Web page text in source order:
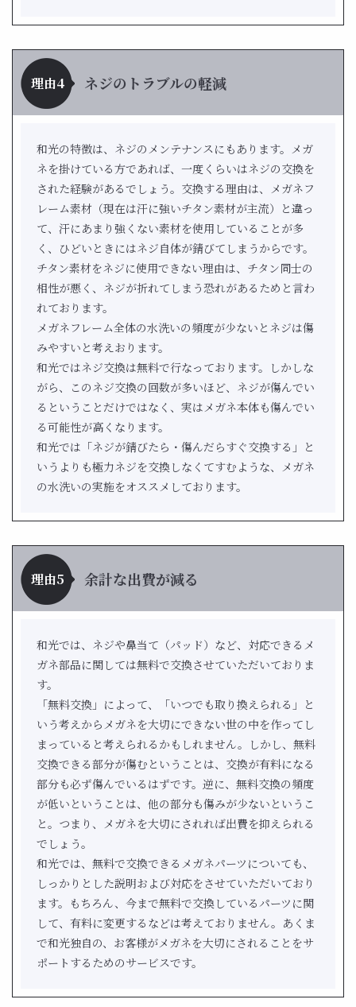
理由4 ネジのトラブルの軽減
和光の特徴は、ネジのメンテナンスにもあります。メガ
ネを掛けている方であれば、一度くらいはネジの交換を
された経験があるでしょう。交換する理由は、メガネフ
レーム素材（現在は汗に強いチタン素材が主流）と違っ
て、汗にあまり強くない素材を使用していることが多
く、ひどいときにはネジ自体が錆びてしまうからです。
チタン素材をネジに使用できない理由は、チタン同士の
相性が悪く、ネジが折れてしまう恐れがあるためと言わ
れております。
メガネフレーム全体の水洗いの頻度が少ないとネジは傷
みやすいと考えおります。
和光ではネジ交換は無料で行なっております。しかしな
がら、このネジ交換の回数が多いほど、ネジが傷んでい
るということだけではなく、実はメガネ本体も傷んでい
る可能性が高くなります。
和光では「ネジが錆びたら・傷んだらすぐ交換する」と
いうよりも極力ネジを交換しなくてすむような、メガネ
の水洗いの実施をオススメしております。
理由5 余計な出費が減る
和光では、ネジや鼻当て（パッド）など、対応できるメ
ガネ部品に関しては無料で交換させていただいておりま
す。
「無料交換」によって、「いつでも取り換えられる」と
いう考えからメガネを大切にできない世の中を作ってし
まっていると考えられるかもしれません。しかし、無料
交換できる部分が傷むということは、交換が有料になる
部分も必ず傷んでいるはずです。逆に、無料交換の頻度
が低いということは、他の部分も傷みが少ないというこ
と。つまり、メガネを大切にされれば出費を抑えられる
でしょう。
和光では、無料で交換できるメガネパーツについても、
しっかりとした説明および対応をさせていただいており
ます。もちろん、今まで無料で交換しているパーツに関
して、有料に変更するなどは考えておりません。あくま
で和光独自の、お客様がメガネを大切にされることをサ
ポートするためのサービスです。